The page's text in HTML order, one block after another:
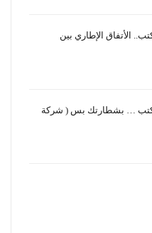
الأتفاق الإطاري بين
… بشطارتك بس ( شركة